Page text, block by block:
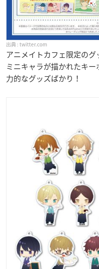
twitter.com
アニメイトカフェ限定のグ
ミニキャラが描かれたキ
力的なグッズばかり！